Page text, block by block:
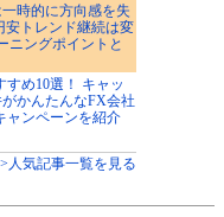
時的に方向感を失
安トレンド継続は変
ニングポイントと
め10選！ キャッ
かんたんなFX会社
ャンペーンを紹介
人気記事一覧を見る